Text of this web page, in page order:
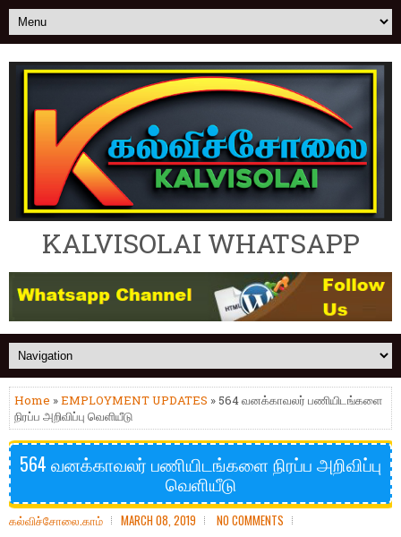
KALVISOLAI WHATSAPP
Home »EMPLOYMENT UPDATES » 564 வனக்காவலர் பணியிடங்களை
நிரப்ப அறிவிப்பு வெளியீடு
564 வனக்காவலர் பணியிடங்களை நிரப்ப அறிவிப்பு
வெளியீடு
கல்விச்சோலை.காம் MARCH 08, 2019 NO COMMENTS